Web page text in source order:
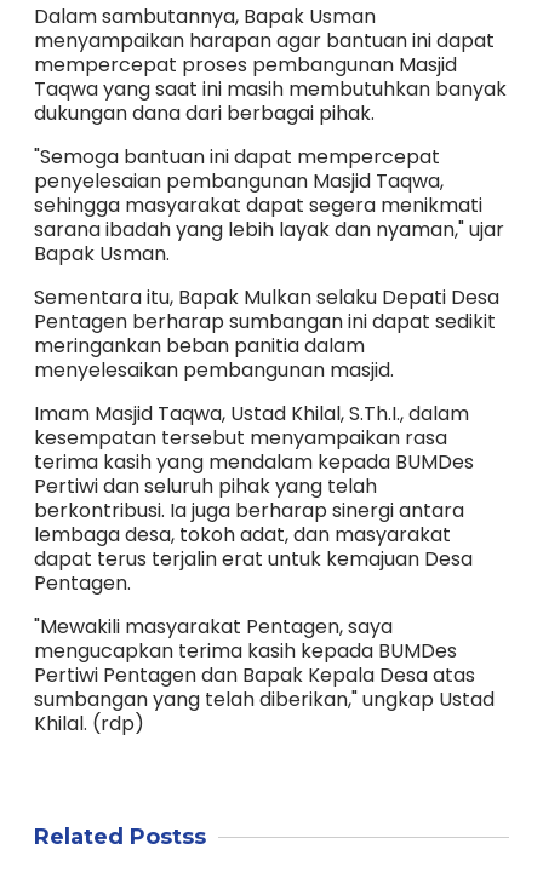
Dalam sambutannya, Bapak Usman
menyampaikan harapan agar bantuan ini dapat
mempercepat proses pembangunan Masjid
Taqwa yang saat ini masih membutuhkan banyak
dukungan dana dari berbagai pihak.
"Semoga bantuan ini dapat mempercepat
penyelesaian pembangunan Masjid Taqwa,
sehingga masyarakat dapat segera menikmati
sarana ibadah yang lebih layak dan nyaman," ujar
Bapak Usman.
Sementara itu, Bapak Mulkan selaku Depati Desa
Pentagen berharap sumbangan ini dapat sedikit
meringankan beban panitia dalam
menyelesaikan pembangunan masjid.
Imam Masjid Taqwa, Ustad Khilal, S.Th.I., dalam
kesempatan tersebut menyampaikan rasa
terima kasih yang mendalam kepada BUMDes
Pertiwi dan seluruh pihak yang telah
berkontribusi. Ia juga berharap sinergi antara
lembaga desa, tokoh adat, dan masyarakat
dapat terus terjalin erat untuk kemajuan Desa
Pentagen.
"Mewakili masyarakat Pentagen, saya
mengucapkan terima kasih kepada BUMDes
Pertiwi Pentagen dan Bapak Kepala Desa atas
sumbangan yang telah diberikan," ungkap Ustad
Khilal. (rdp)
Related Postss